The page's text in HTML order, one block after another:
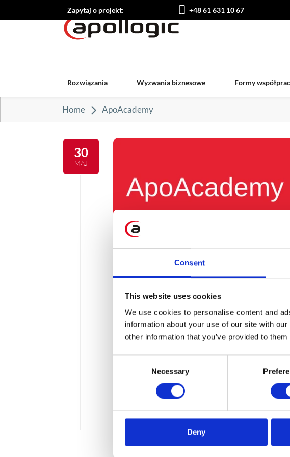
Consent
This website uses cookies
We use cookies to personalise content and
information about your use of our site with
other information that you’ve provided to
Necessary
Deny
Zapytaj o projekt: +48 61 631 10 67
Rozwiązania Wyzwania biznesowe Formy
Home ApoAcademy
30
MAJ
ApoAcademy –
ApoAcademy to projekt współpracy
chęci dzielenia się specjalistyczną
IT. Misją Apollogic w tym zakresie jest
zawodowej, w której z powodzeniem
wykształcenie.